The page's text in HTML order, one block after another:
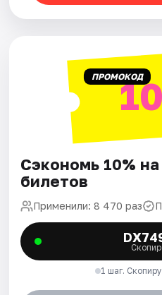
ПРОМОКОД
Сэкономь 10%
билетов
Применили: 8 470 раз
1 шаг.